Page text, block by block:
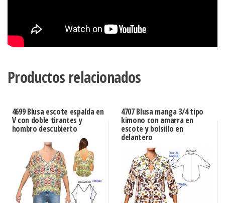
Productos relacionados
4699 Blusa escote espalda en
V con doble tirantes y
hombro descubierto
4707 Blusa manga 3/4 tipo
kimono con amarra en
escote y bolsillo en
delantero